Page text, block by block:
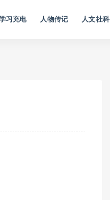
习充电 人物传记 人文社科